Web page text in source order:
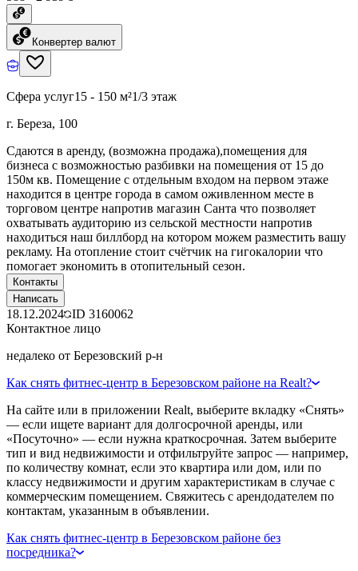
Конвертер валют
Сфера услуг15 - 150 м²1/3 этаж
г. Береза, 100
Сдаются в аренду, (возможна продажа),помещения для
бизнеса с возможностью разбивки на помещения от 15 до
150м кв. Помещение с отдельным входом на первом этаже
находится в центре города в самом оживленном месте в
торговом центре напротив магазин Санта что позволяет
охватывать аудиторию из сельской местности напротив
находиться наш биллборд на котором можем разместить вашу
рекламу. На отопление стоит счётчик на гигокалории что
помогает экономить в отопительный сезон.
Контакты
Написать
18.12.2024 ID 3160062
Контактное лицо
недалеко от Березовский р-н
Как снять фитнес-центр в Березовском районе на Realt?
На сайте или в приложении Realt, выберите вкладку «Снять»
— если ищете вариант для долгосрочной аренды, или
«Посуточно» — если нужна краткосрочная. Затем выберите
тип и вид недвижимости и отфильтруйте запрос — например,
по количеству комнат, если это квартира или дом, или по
классу недвижимости и другим характеристикам в случае с
коммерческим помещением. Свяжитесь с арендодателем по
контактам, указанным в объявлении.
Как снять фитнес-центр в Березовском районе без
посредника?